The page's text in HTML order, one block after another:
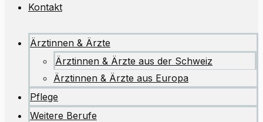
Kontakt
Ärztinnen & Ärzte
Ärztinnen & Ärzte aus der Schweiz
Ärztinnen & Ärzte aus Europa
Pflege
Weitere Berufe